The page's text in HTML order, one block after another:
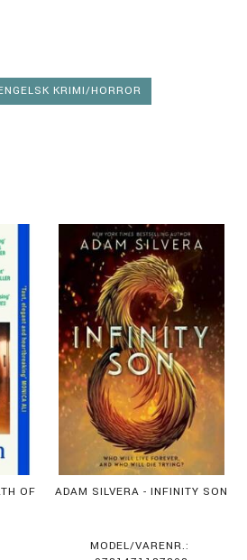
KRIMI/HORROR
OF
ADAM SILVERA - INFINITY SON
MODEL/VARENR.: